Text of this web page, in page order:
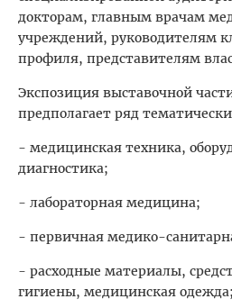
докторам, главным врачам
учреждений, руководителям
профиля, представителям
Экспозиция выставочной
предполагает ряд
- медицинская техника,
диагностика;
- лабораторная медицина;
- первичная медико-
- расходные материалы,
гигиены, медицинская одежда;